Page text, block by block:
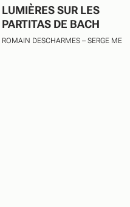
LUMIÈRES SUR LES
PARTITAS DE BACH
ROMAIN DESCHARMES – SERGE